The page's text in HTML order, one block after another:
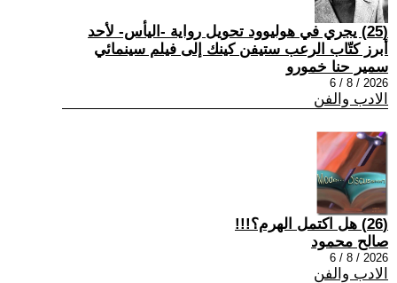
(25) يجري في هوليوود تحويل رواية -اليأس- لأحد
أبرز كتّاب الرعب ستيفن كينك إلى فيلم سينمائي
سمير حنا خمورو
2026 / 8 / 6
الادب والفن
(26) هل اكتمل الهرم؟!!!
صالح محمود
2026 / 8 / 6
الادب والفن